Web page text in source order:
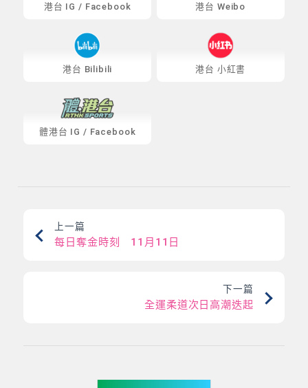
港台 IG / Facebook 港台 Weibo
港台 Bilibili 港台 小紅書
體港台 IG / Facebook
上一篇
每日奪金時刻 11月11日
下一篇
全運柔道次日高潮迭起